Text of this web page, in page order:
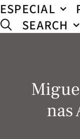
ESPECIAL
SEARCH
nas